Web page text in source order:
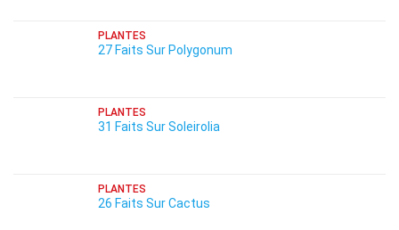
PLANTES
27 Faits Sur Polygonum
PLANTES
31 Faits Sur Soleirolia
PLANTES
26 Faits Sur Cactus